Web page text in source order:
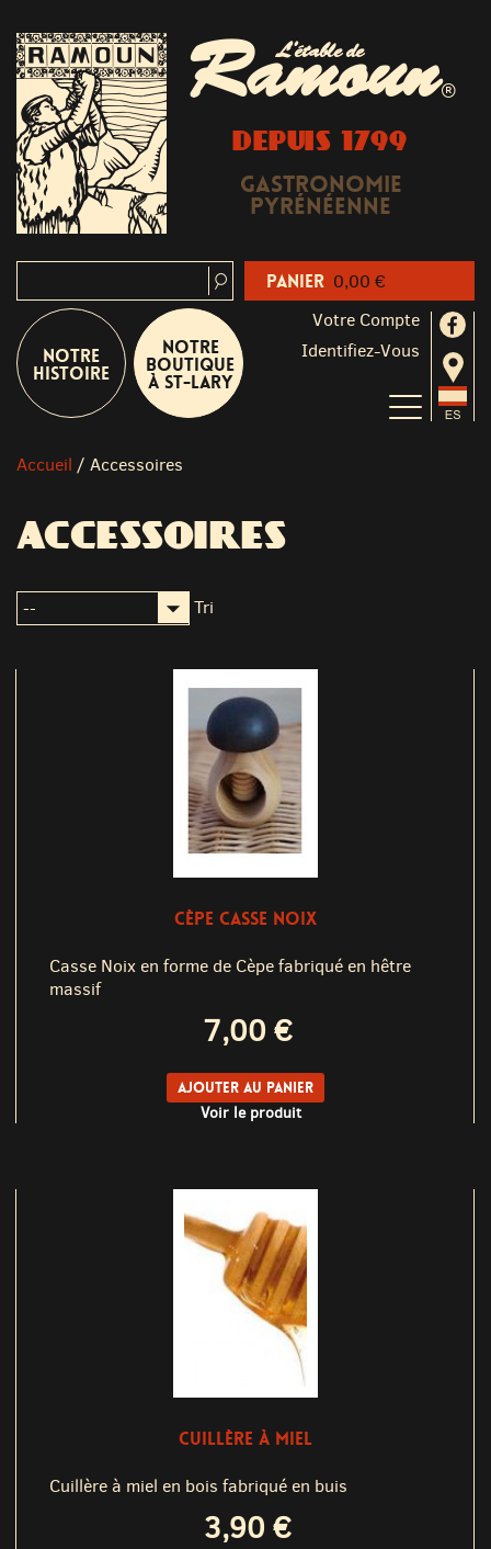
L'étable de
Ramoun®
DEPUIS 1799
Gastronomie
Pyrénéenne
Votre Compte
Identifiez-Vous
Notre
Histoire
Notre
boutique
à St-Lary
Accueil / Accessoires
ACCESSOIRES
Tri
CÈPE CASSE NOIX
Casse Noix en forme de Cèpe fabriqué en hêtre
massif
7,00 €
Ajouter au panier
Voir le produit
CUILLÈRE À MIEL
Cuillère à miel en bois fabriqué en buis
3,90 €
Panier 0,00 €